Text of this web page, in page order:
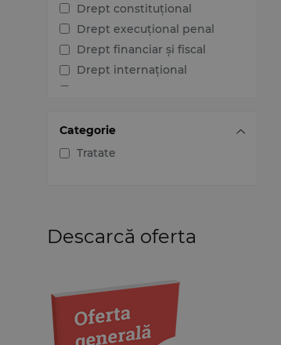
Drept constituțional
Drept execuțional penal
Drept financiar și fiscal
Drept internațional
Drept procesual penal
Dreptul afacerilor
sociale
intelectuale
Dreptul Uniunii Europene
Jurisprudența instanțelor
Categorie
Tratate
Descarcă oferta